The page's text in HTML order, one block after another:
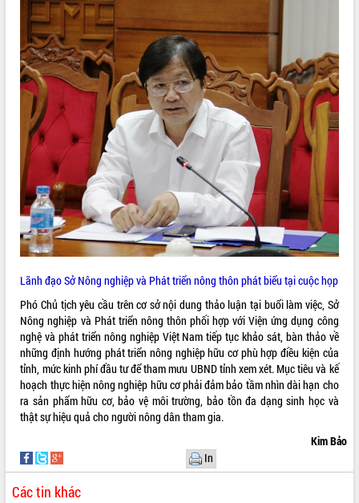
Kết nối tour, đẩy mạnh chuyển đổi số
để phát triển du lịch Đắk Lắk
Khởi động Dự án Đầu tư xây dựng hạ
tầng kỹ thuật Cụm công nghiệp Tân
Tiến
Gặp mặt các cơ quan báo chí nhân Kỷ
niệm 101 năm Ngày Báo chí Cách
mạng Việt Nam
Đắk Lắk sơ kết 4 năm triển khai thực
hiện Đề án 06 của Chính phủ
Họp báo thông tin về Hội nghị Công bố
Quy hoạch và Xúc tiến đầu tư tỉnh Đắk
Khơi thông điểm nghẽn, đẩy nhanh
giải ngân vốn khắc phục thiên tai
HĐND tỉnh thông qua điều chỉnh Quy
hoạch tỉnh thời kỳ 2021-2030
Hội thảo góp ý hồ sơ điều chỉnh quy
hoạch tỉnh Đắk Lắk thời kỳ 2021-2030,
tầm nhìn đến năm 2050
Nâng cao hiệu quả hoạt động của các
doanh nghiệp nhà nước
Hội nghị triển khai kết nối mạng
truyền số liệu chuyên dùng phục vụ cơ
Lễ phát động chuỗi hoạt động chung
tay làm sạch môi trường
Xã Ea Kar bước chuyển mình trong
Lãnh đạo Sở Nông nghiệp và Phát triển nông thôn phát biểu tại cuộc họp
Phó Chủ tịch yêu cầu trên cơ sở nội dung thảo luận tại buổi làm việc, Sở
Nông nghiệp và Phát triển nông thôn phối hợp với Viện ứng dụng công
nghệ và phát triển nông nghiệp Việt Nam tiếp tục khảo sát, bàn thảo về
những định hướng phát triển nông nghiệp hữu cơ phù hợp điều kiện của
tỉnh, mức kinh phí đầu tư để tham mưu UBND tỉnh xem xét. Mục tiêu và kế
hoạch thực hiện nông nghiệp hữu cơ phải đảm bảo tầm nhìn dài hạn cho
ra sản phẩm hữu cơ, bảo vệ môi trường, bảo tồn đa dạng sinh học và
thật sự hiệu quả cho người nông dân tham gia.
Kim Bảo
In
Các tin khác